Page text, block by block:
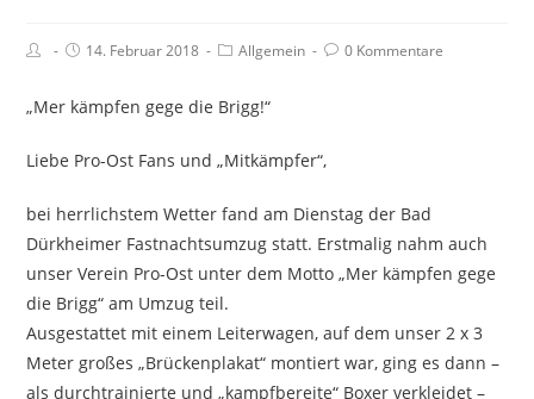
14. Februar 2018 Allgemein 0 Kommentare
„Mer kämpfen gege die Brigg!“
Liebe Pro-Ost Fans und „Mitkämpfer“,
bei herrlichstem Wetter fand am Dienstag der Bad
Dürkheimer Fastnachtsumzug statt. Erstmalig nahm auch
unser Verein Pro-Ost unter dem Motto „Mer kämpfen gege
die Brigg“ am Umzug teil.
Ausgestattet mit einem Leiterwagen, auf dem unser 2 x 3
Meter großes „Brückenplakat“ montiert war, ging es dann –
als durchtrainierte und „kampfbereite“ Boxer verkleidet –